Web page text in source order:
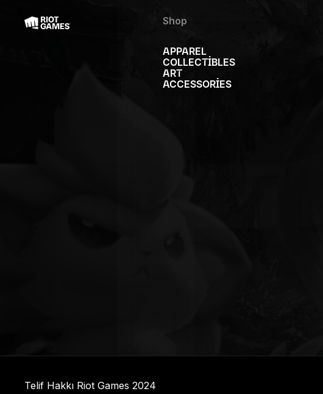
Shop
APPAREL
COLLECTIBLES
ART
ACCESSORIES
Telif Hakkı Riot Games 2024